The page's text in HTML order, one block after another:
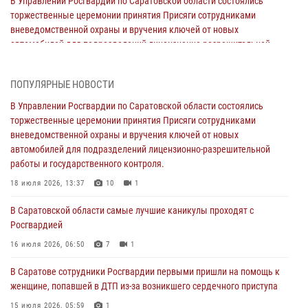
торжественные церемонии принятия Присяги сотрудниками
вневедомственной охраны и вручения ключей от новых
автомобилей для подразделений лицензионно-разрешительной
В Саратовской области самые лучшие каникулы проходят с
Росгвардией
16 июля 2026, 06:50 7 1
В Саратове сотрудники Росгвардии первыми пришли на помощь к
женщине, попавшей в ДТП из-за возникшего сердечного приступа
В Саратове продолжается масштабная ведомственная акция
"Каникулы с Росгвардией"
В Саратовской области при содействии спецназа Росгвардии
задержан подозреваемый в незаконном обороте наркотиков
ПОПУЛЯРНЫЕ НОВОСТИ
В Управлении Росгвардии по Саратовской области состоялись
торжественные церемонии принятия Присяги сотрудниками
вневедомственной охраны и вручения ключей от новых
автомобилей для подразделений лицензионно-разрешительной
работы и государственного контроля.
18 июля 2026, 13:37 10 1
В Саратовской области самые лучшие каникулы проходят с
Росгвардией
16 июля 2026, 06:50 7 1
В Саратове сотрудники Росгвардии первыми пришли на помощь к
женщине, попавшей в ДТП из-за возникшего сердечного приступа
15 июля 2026, 05:59 1